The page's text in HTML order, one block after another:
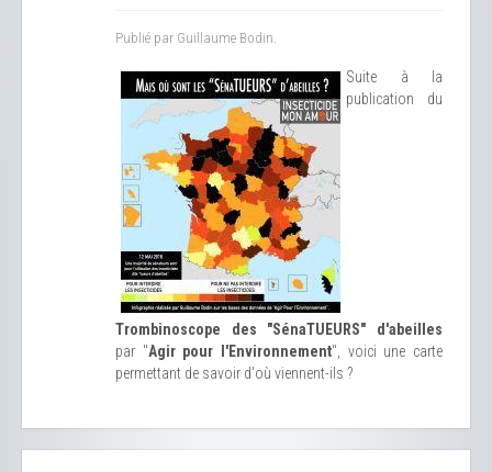
Publié par Guillaume Bodin.
Suite à la
publication du
Trombinoscope des "SénaTUEURS" d'abeilles
par "Agir pour l'Environnement", voici une carte
permettant de savoir d'où viennent-ils ?